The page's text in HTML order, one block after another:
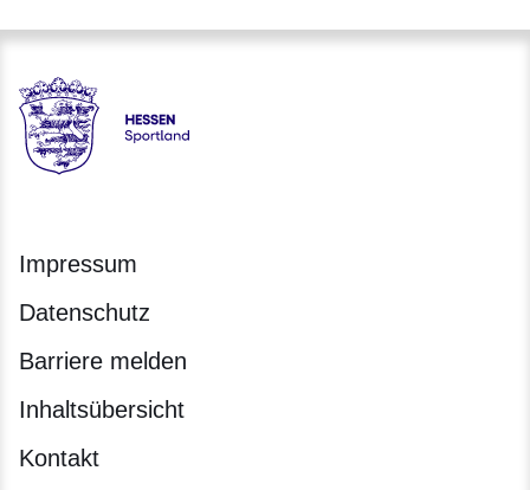
Hessen - Landesprogramm SPORTLAND HESSEN bewegt
Impressum
Datenschutz
Barriere melden
Inhaltsübersicht
Kontakt